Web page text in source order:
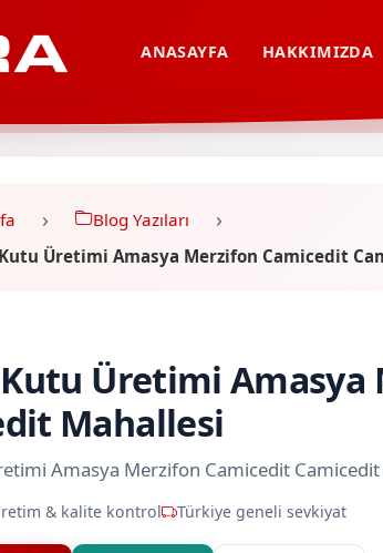
ANASAYFA HAKKIMIZDA
Blog Yazıları
Kutu Üretimi Amasya Merzifon Camicedit
Kutu Üretimi
Mahallesi
Amasya Merzifon Camicedit
& kalite kontrol Türkiye geneli sevkiyat